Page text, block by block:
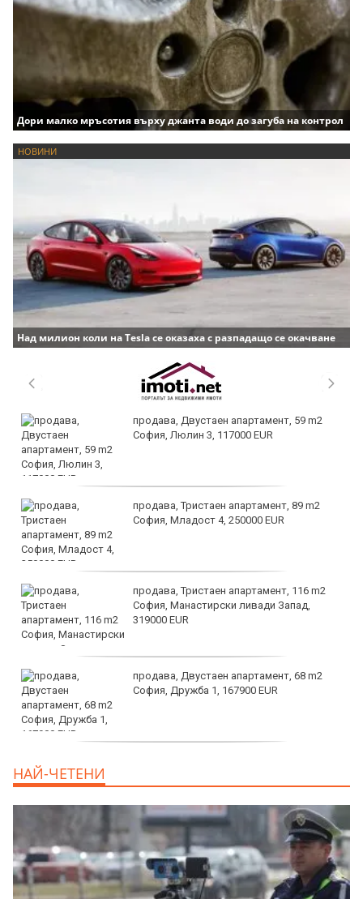
Дори малко мръсотия върху джанта води до загуба на контрол
НОВИНИ
Над милион коли на Tesla се оказаха с разпадащо се окачване
продава, Двустаен апартамент, 59 m2
София, Люлин 3, 117000 EUR
продава, Тристаен апартамент, 89 m2
София, Младост 4, 250000 EUR
продава, Тристаен апартамент, 116 m2
София, Манастирски ливади Запад,
319000 EUR
продава, Двустаен апартамент, 68 m2
София, Дружба 1, 167900 EUR
НАЙ-ЧЕТЕНИ